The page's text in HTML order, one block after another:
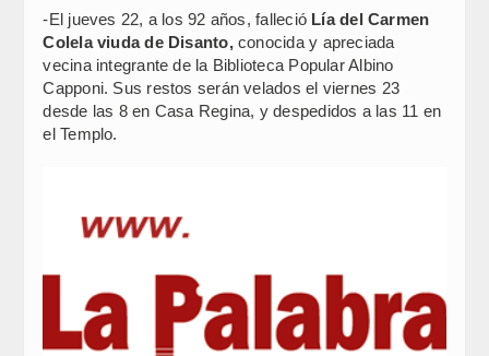
-El jueves 22, a los 92 años, falleció Lía del Carmen
Colela viuda de Disanto,conocida y apreciada
vecina integrante de la Biblioteca Popular Albino
Capponi. Sus restos serán velados el viernes 23
desde las 8 en Casa Regina, y despedidos a las 11 en
el Templo.